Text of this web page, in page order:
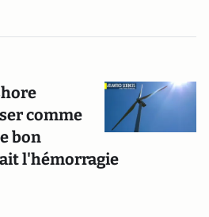
comme
bon
l'hémorragie